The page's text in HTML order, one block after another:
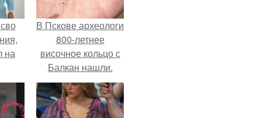
на
В Пскове археологи
800-летнее
височное кольцо с
Балкан нашли.